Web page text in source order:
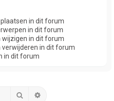
in dit forum
in dit forum
wijzigen in dit forum
verwijderen in dit forum
in dit forum
Zoek